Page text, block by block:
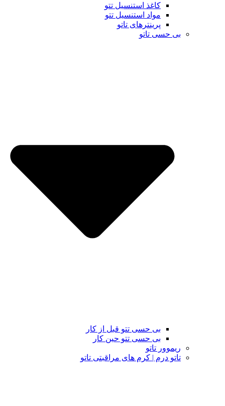
کاغذ استنسیل تتو
مواد استنسیل تتو
پرینترهای تاتو
بی حسی تاتو
بی حسی تتو قبل از کار
بی حسی تتو حین کار
ریموور تاتو
تاتو درم | کرم های مراقبتی تاتو